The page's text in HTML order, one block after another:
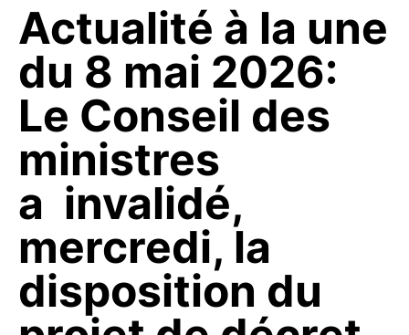
Actualité à la une
du 8 mai 2026:
Le Conseil des
ministres
a invalidé,
mercredi, la
disposition du